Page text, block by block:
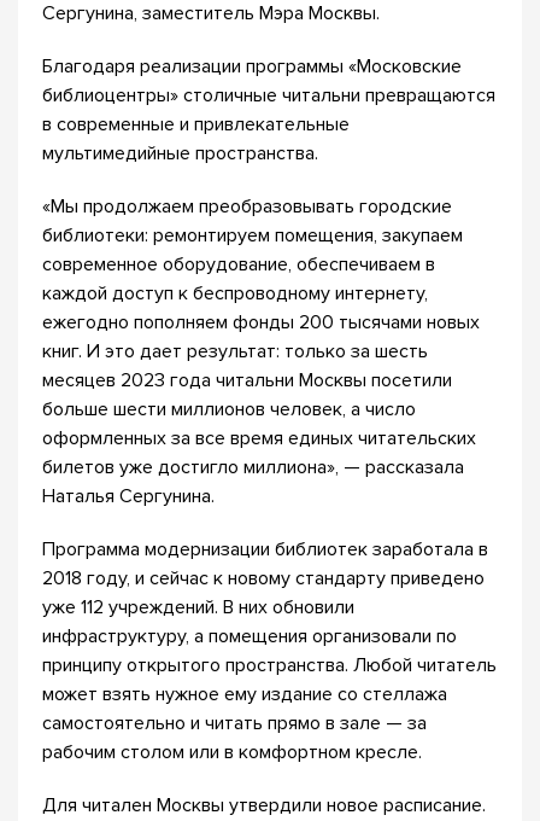
Сергунина, заместитель Мэра Москвы.
Благодаря реализации программы «Московские
библиоцентры» столичные читальни превращаются
в современные и привлекательные
мультимедийные пространства.
«Мы продолжаем преобразовывать городские
библиотеки: ремонтируем помещения, закупаем
современное оборудование, обеспечиваем в
каждой доступ к беспроводному интернету,
ежегодно пополняем фонды 200 тысячами новых
книг. И это дает результат: только за шесть
месяцев 2023 года читальни Москвы посетили
больше шести миллионов человек, а число
оформленных за все время единых читательских
билетов уже достигло миллиона», — рассказала
Наталья Сергунина.
Программа модернизации библиотек заработала в
2018 году, и сейчас к новому стандарту приведено
уже 112 учреждений. В них обновили
инфраструктуру, а помещения организовали по
принципу открытого пространства. Любой читатель
может взять нужное ему издание со стеллажа
самостоятельно и читать прямо в зале — за
рабочим столом или в комфортном кресле.
Для читален Москвы утвердили новое расписание.